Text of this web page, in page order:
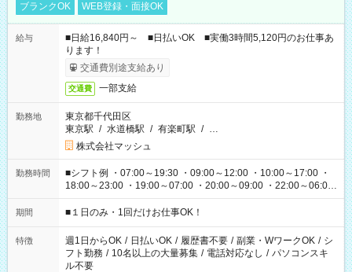
ブランクOK
WEB登録・面接OK
給与
■日給16,840円～ ■日払いOK ■実働3時間5,120円のお仕事あ
ります！
交通費別途支給あり
交通費 一部支給
勤務地
東京都千代田区
東京駅 / 水道橋駅 / 有楽町駅 / …
株式会社マッシュ
勤務時間
■シフト例 ・07:00～19:30 ・09:00～12:00 ・10:00～17:00 ・
18:00～23:00 ・19:00～07:00 ・20:00～09:00 ・22:00～06:00
etc ★最短で3時間で5,120円のお仕事から 15時間で2万円近く稼
げるお仕事も！ ご希望のお時間に合わせてご紹介！ ※シフトは
ください！
期間 ■１日のみ・1回だけお仕事OK！
特徴 週1日からOK / 日払いOK / 履歴書不要 / 副業・WワークOK / シ
フト勤務 / 10名以上の大量募集 / 電話対応なし / パソコンスキ
ル不要